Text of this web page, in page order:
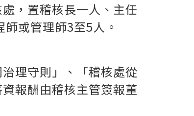
，置稽核長一人、主任
或管理師3至5人。
理守則」、「稽核處從
報酬由稽核主管簽報董